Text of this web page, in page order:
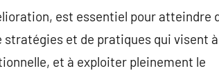
est essentiel pour atteindre
et de pratiques qui visent à
et à exploiter pleinement le